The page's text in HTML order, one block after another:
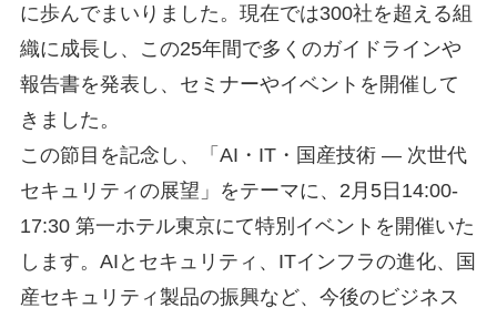
に歩んでまいりました。現在では300社を超える組
織に成長し、この25年間で多くのガイドラインや
報告書を発表し、セミナーやイベントを開催して
きました。
この節目を記念し、「AI・IT・国産技術 ― 次世代
セキュリティの展望」をテーマに、2月5日14:00-
17:30 第一ホテル東京にて特別イベントを開催いた
します。AIとセキュリティ、ITインフラの進化、国
産セキュリティ製品の振興など、今後のビジネス